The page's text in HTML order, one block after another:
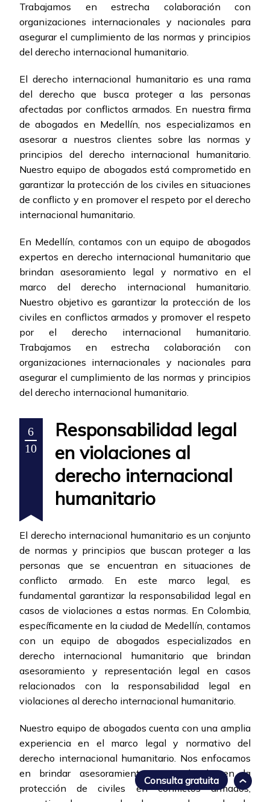
Trabajamos en estrecha colaboración con
organizaciones internacionales y nacionales para
asegurar el cumplimiento de las normas y principios
del derecho internacional humanitario.
El derecho internacional humanitario es una rama
del derecho que busca proteger a las personas
afectadas por conflictos armados. En nuestra firma
de abogados en Medellín, nos especializamos en
asesorar a nuestros clientes sobre las normas y
principios del derecho internacional humanitario.
Nuestro equipo de abogados está comprometido en
garantizar la protección de los civiles en situaciones
de conflicto y en promover el respeto por el derecho
internacional humanitario.
En Medellín, contamos con un equipo de abogados
expertos en derecho internacional humanitario que
brindan asesoramiento legal y normativo en el
marco del derecho internacional humanitario.
Nuestro objetivo es garantizar la protección de los
civiles en conflictos armados y promover el respeto
por el derecho internacional humanitario.
Trabajamos en estrecha colaboración con
organizaciones internacionales y nacionales para
asegurar el cumplimiento de las normas y principios
del derecho internacional humanitario.
6
10
Responsabilidad legal
en violaciones al
derecho internacional
humanitario
El derecho internacional humanitario es un conjunto
de normas y principios que buscan proteger a las
personas que se encuentran en situaciones de
conflicto armado. En este marco legal, es
fundamental garantizar la responsabilidad legal en
casos de violaciones a estas normas. En Colombia,
específicamente en la ciudad de Medellín, contamos
con un equipo de abogados especializados en
derecho internacional humanitario que brindan
asesoramiento y representación legal en casos
relacionados con la responsabilidad legal en
violaciones al derecho internacional humanitario.
Nuestro equipo de abogados cuenta con una amplia
experiencia en el marco legal y normativo del
derecho internacional humanitario. Nos enfocamos
en brindar asesoramiento especializado en la
protección de civiles en conflictos armados,
Consulta gratuita